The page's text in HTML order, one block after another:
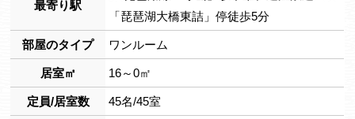
最寄り駅
「琵琶湖大橋東詰」停徒歩5分
部屋のタイプ ワンルーム
居室㎡ 16～0㎡
定員/居室数 45名/45室